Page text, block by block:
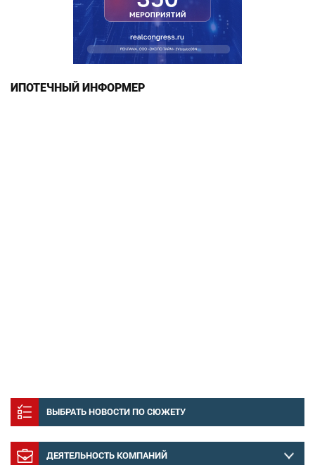
ИПОТЕЧНЫЙ ИНФОРМЕР
ВЫБРАТЬ НОВОСТИ ПО СЮЖЕТУ
ДЕЯТЕЛЬНОСТЬ КОМПАНИЙ